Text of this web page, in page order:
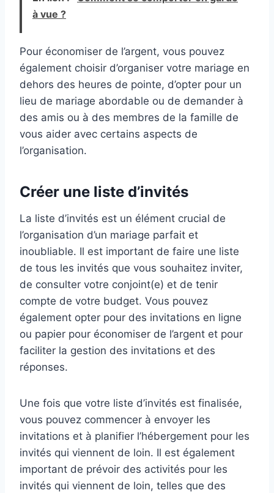
leur donner un objet à la fois élégant, pratique et
personnalisés sont toujours très appréciés. Ils
deviennent un souvenir frais et durable que chacun
emportera chez soi
à vue ?
Pour économiser de l’argent, vous pouvez
également choisir d’organiser votre mariage en
dehors des heures de pointe, d’opter pour un
lieu de mariage abordable ou de demander à
des amis ou à des membres de la famille de
vous aider avec certains aspects de
l’organisation.
Créer une liste d’invités
La liste d’invités est un élément crucial de
l’organisation d’un mariage parfait et
inoubliable. Il est important de faire une liste
de tous les invités que vous souhaitez inviter,
de consulter votre conjoint(e) et de tenir
compte de votre budget. Vous pouvez
également opter pour des invitations en ligne
ou papier pour économiser de l’argent et pour
faciliter la gestion des invitations et des
réponses.
Une fois que votre liste d’invités est finalisée,
vous pouvez commencer à envoyer les
invitations et à planifier l’hébergement pour les
invités qui viennent de loin. Il est également
important de prévoir des activités pour les
invités qui viennent de loin, telles que des